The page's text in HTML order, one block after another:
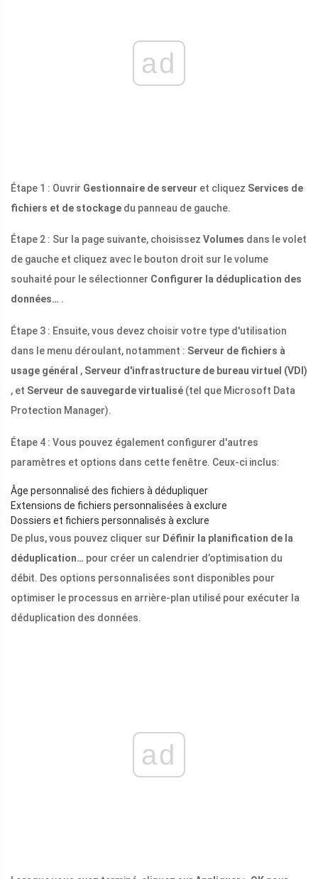
ad
Étape 1 : Ouvrir Gestionnaire de serveur et cliquez Services de
fichiers et de stockage du panneau de gauche.
Étape 2 : Sur la page suivante, choisissez Volumes dans le volet
de gauche et cliquez avec le bouton droit sur le volume
souhaité pour le sélectionner Configurer la déduplication des
données… .
Étape 3 : Ensuite, vous devez choisir votre type d'utilisation
dans le menu déroulant, notamment : Serveur de fichiers à
usage général , Serveur d'infrastructure de bureau virtuel (VDI)
, et Serveur de sauvegarde virtualisé (tel que Microsoft Data
Protection Manager).
Étape 4 : Vous pouvez également configurer d'autres
paramètres et options dans cette fenêtre. Ceux-ci inclus:
Âge personnalisé des fichiers à dédupliquer
Extensions de fichiers personnalisées à exclure
Dossiers et fichiers personnalisés à exclure
De plus, vous pouvez cliquer sur Définir la planification de la
déduplication… pour créer un calendrier d’optimisation du
débit. Des options personnalisées sont disponibles pour
optimiser le processus en arrière-plan utilisé pour exécuter la
déduplication des données.
ad